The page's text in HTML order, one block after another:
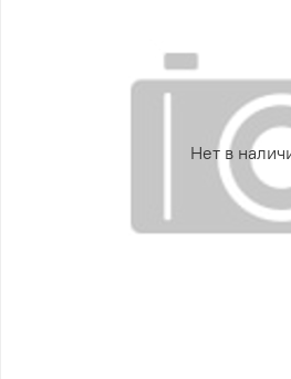
Нет в